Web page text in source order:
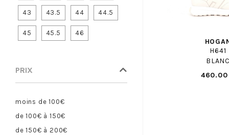
CERVONE H
CHAUSSE MOUTON
CHIPIE
CLARKS
COCO ABRICOT
COLMAR
CONVERSE
CONVERSE ENF
43 43.5 44 44.5
45 45.5 46
PRIX
moins de 100€
de 100€ à 150€
de 150€ à 200€
H641
BLANC
460.00